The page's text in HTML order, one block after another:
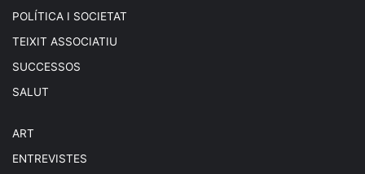
POLÍTICA I SOCIETAT
TEIXIT ASSOCIATIU
SUCCESSOS
SALUT
ART
ENTREVISTES